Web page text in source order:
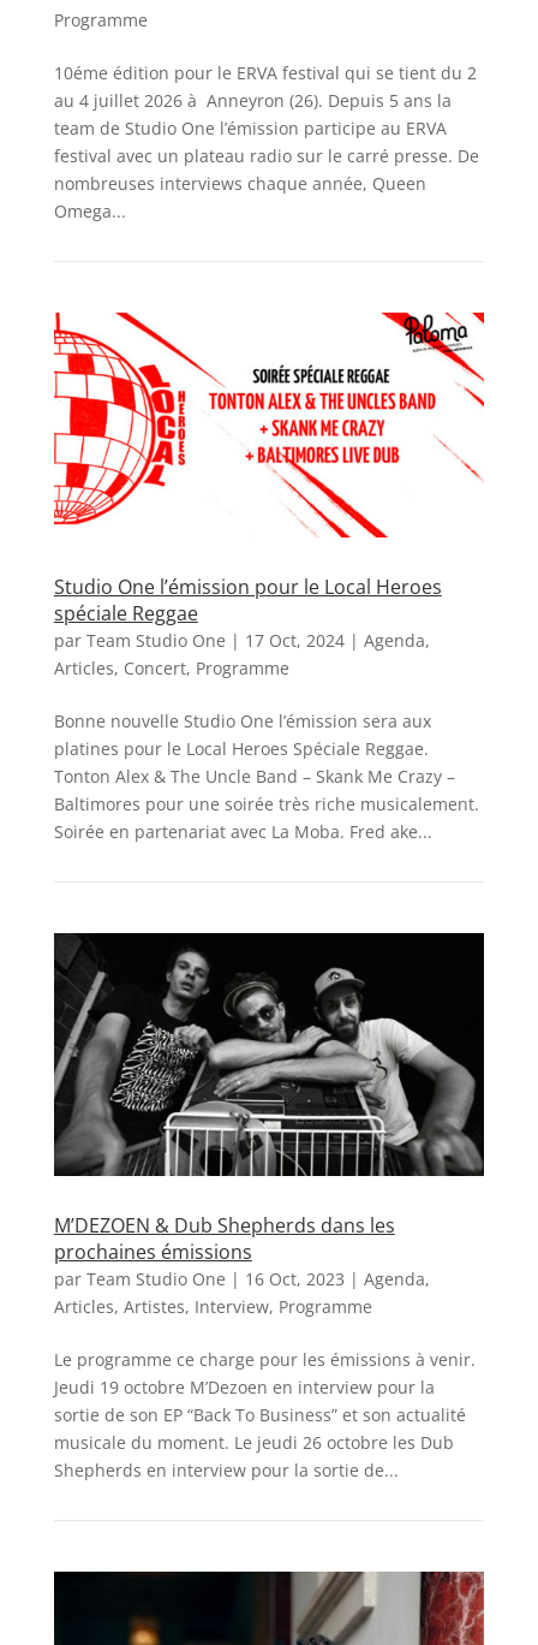
Programme
10éme édition pour le ERVA festival qui se tient du 2
au 4 juillet 2026 à Anneyron (26). Depuis 5 ans la
team de Studio One l’émission participe au ERVA
festival avec un plateau radio sur le carré presse. De
nombreuses interviews chaque année, Queen
Omega...
Studio One l’émission pour le Local Heroes
spéciale Reggae
par Team Studio One | 17 Oct, 2024| Agenda,
Articles, Concert, Programme
Bonne nouvelle Studio One l’émission sera aux
platines pour le Local Heroes Spéciale Reggae.
Tonton Alex & The Uncle Band – Skank Me Crazy –
Baltimores pour une soirée très riche musicalement.
Soirée en partenariat avec La Moba. Fred ake...
M’DEZOEN & Dub Shepherds dans les
prochaines émissions
par Team Studio One | 16 Oct, 2023 | Agenda,
Articles, Artistes, Interview, Programme
Le programme ce charge pour les émissions à venir.
Jeudi 19 octobre M’Dezoen en interview pour la
sortie de son EP “Back To Business” et son actualité
musicale du moment. Le jeudi 26 octobre les Dub
Shepherds en interview pour la sortie de...